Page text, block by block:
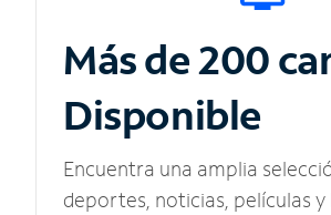
Más de 200
Disponible
Encuentra una amplia
deportes, noticias, películas